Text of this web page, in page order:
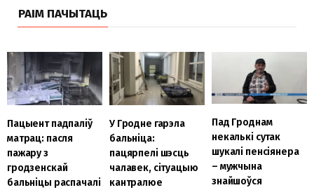
РАІМ ПАЧЫТАЦЬ
Пацыент падпаліў
матрац: пасля
пажару з
гродзенскай
бальніцы распачалі
У Гродне гарэла
бальніца:
пацярпелі шэсць
чалавек, сітуацыю
кантралюе
Пад Гроднам
некалькі сутак
шукалі пенсіянера
– мужчына
знайшоўся